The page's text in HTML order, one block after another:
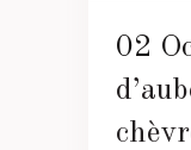
02